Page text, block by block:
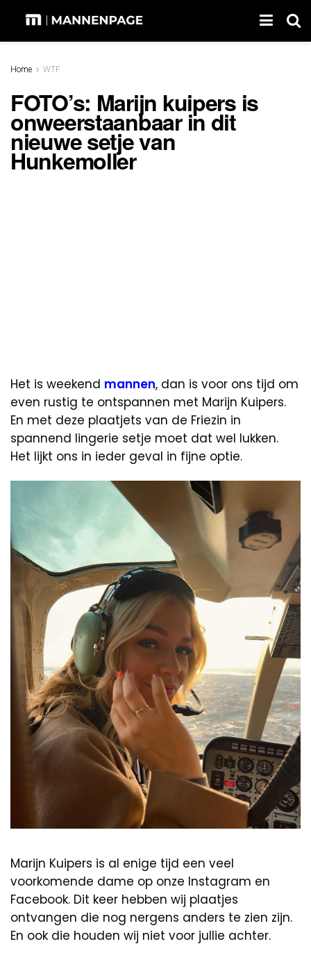
Home WTF
FOTO’s: Marijn kuipers is
onweerstaanbaar in dit
nieuwe setje van
Hunkemoller
Het is weekend mannen, dan is voor ons tijd om
even rustig te ontspannen met Marijn Kuipers.
En met deze plaatjets van de Friezin in
spannend lingerie setje moet dat wel lukken.
Het lijkt ons in ieder geval in fijne optie.
Marijn Kuipers is al enige tijd een veel
voorkomende dame op onze Instagram en
Facebook. Dit keer hebben wij plaatjes
ontvangen die nog nergens anders te zien zijn.
En ook die houden wij niet voor jullie achter.